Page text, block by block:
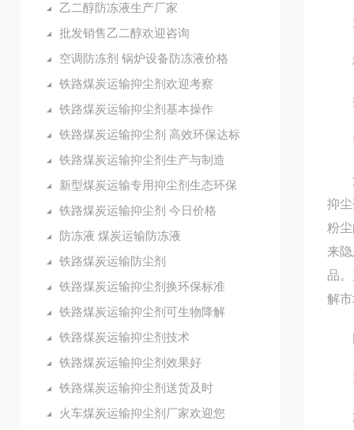
乙二醇防冻液生产厂家
批发销售乙二醇欢迎咨询
空调防冻剂 锅炉设备防冻液价格
铁路煤炭运输抑尘剂欢迎考察
铁路煤炭运输抑尘剂基本操作
铁路煤炭运输抑尘剂 高效环保达标
铁路煤炭运输抑尘剂生产与制造
新型煤炭运输专用抑尘剂生态环保
铁路煤炭运输抑尘剂 今日价格
防冻液 煤炭运输防冻液
铁路煤炭运输防尘剂
铁路煤炭运输抑尘剂换环保标准
铁路煤炭运输抑尘剂可生物降解
铁路煤炭运输抑尘剂技术
铁路煤炭运输抑尘剂效果好
铁路煤炭运输抑尘剂送货及时
火车煤炭运输抑尘剂厂家欢迎您
大
移
井
需
河
抑
粉
来
品
解
1.
2.